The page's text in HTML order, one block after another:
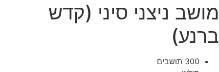
מושב ניצני סיני (קדש
ברנע)
300 תושבים